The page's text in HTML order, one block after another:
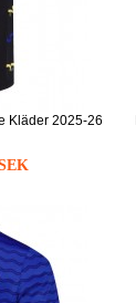
Kläder 2025-26